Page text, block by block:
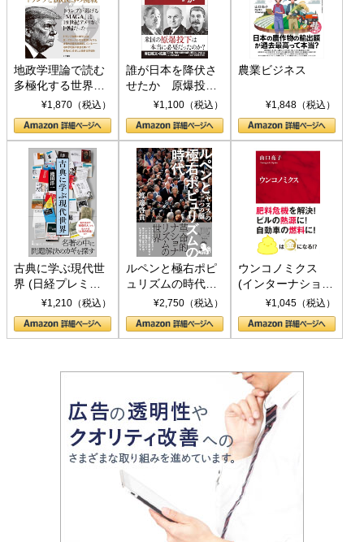
地政学理論で読む
多極化する世界：
トランプとBRICS
の挑戦
¥1,870（税込）
誰が日本を降伏さ
せたか 原爆投
下、ソ連参戦、そ
して聖断 (PHP新
書)
¥1,100（税込）
農業ビジネス
¥1,848（税込）
古典に学ぶ現代世
界 (日経プレミア
シリーズ)¥1,210（税込）
ルペンと極右ポピ
ュリズムの時代：
〈ヤヌス〉の二つ
の顔
¥2,750（税込）
ウンコノミクス
(インターナショナ
ル新書)¥1,045（税込）